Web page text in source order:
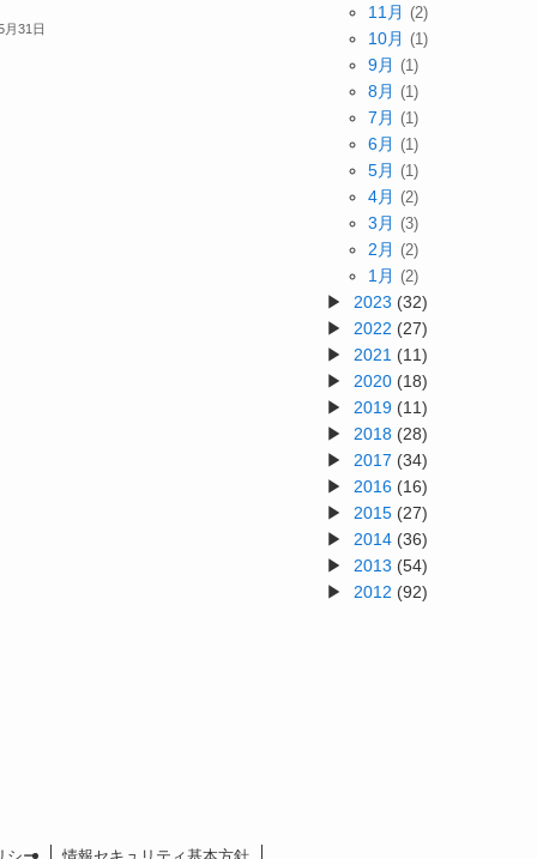
月31日
11月 (2)
10月 (1)
9月 (1)
8月 (1)
7月 (1)
6月 (1)
5月 (1)
4月 (2)
3月 (3)
2月 (2)
1月 (2)
2023 (32)
2022 (27)
2021 (11)
2020 (18)
2019 (11)
2018 (28)
2017 (34)
2016 (16)
2015 (27)
2014 (36)
2013 (54)
2012 (92)